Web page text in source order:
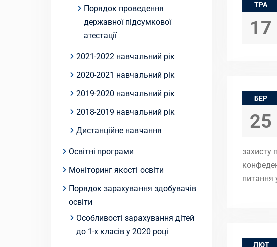
ТРА
17
БЕР
25
захисту
ЛЮТ
Порядок проведення
державної підсумкової
атестації
2021-2022 навчальний рік
2020-2021 навчальний рік
2019-2020 навчальний рік
2018-2019 навчальний рік
Дистанційне навчання
Освітні програми
Моніторинг якості освіти
Порядок зарахування здобувачів
освіти
Особливості зарахування дітей
до 1-х класів у 2020 році